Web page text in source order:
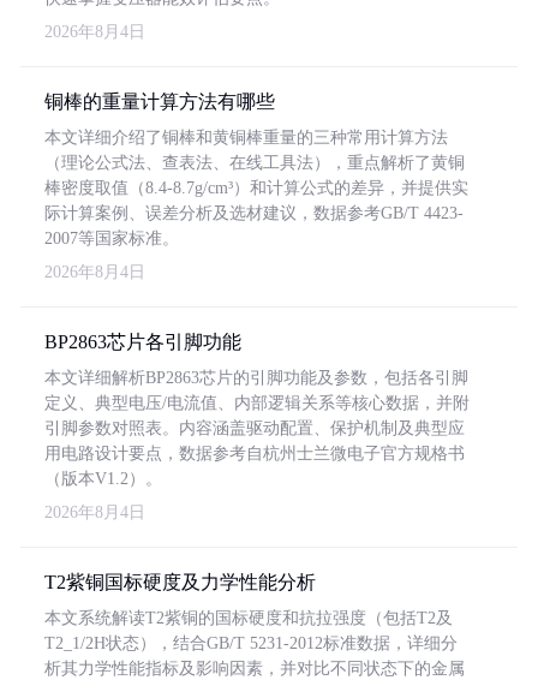
2026年8月4日
铜棒的重量计算方法有哪些
本文详细介绍了铜棒和黄铜棒重量的三种常用计算方法
（理论公式法、查表法、在线工具法），重点解析了黄铜
棒密度取值（8.4-8.7g/cm³）和计算公式的差异，并提供实
际计算案例、误差分析及选材建议，数据参考GB/T 4423-
2007等国家标准。
2026年8月4日
BP2863芯片各引脚功能
本文详细解析BP2863芯片的引脚功能及参数，包括各引脚
定义、典型电压/电流值、内部逻辑关系等核心数据，并附
引脚参数对照表。内容涵盖驱动配置、保护机制及典型应
用电路设计要点，数据参考自杭州士兰微电子官方规格书
（版本V1.2）。
2026年8月4日
T2紫铜国标硬度及力学性能分析
本文系统解读T2紫铜的国标硬度和抗拉强度（包括T2及
T2_1/2H状态），结合GB/T 5231-2012标准数据，详细分
析其力学性能指标及影响因素，并对比不同状态下的金属